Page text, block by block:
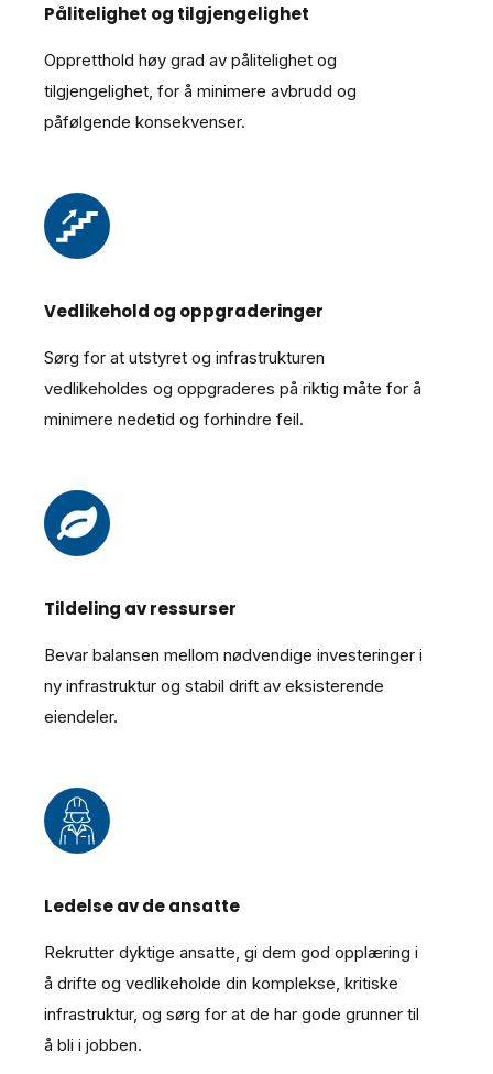
Pålitelighet og tilgjengelighet
Oppretthold høy grad av pålitelighet og
tilgjengelighet, for å minimere avbrudd og
påfølgende konsekvenser.
Vedlikehold og oppgraderinger
Sørg for at utstyret og infrastrukturen
vedlikeholdes og oppgraderes på riktig måte for å
minimere nedetid og forhindre feil.
Tildeling av ressurser
Bevar balansen mellom nødvendige investeringer i
ny infrastruktur og stabil drift av eksisterende
eiendeler.
Ledelse av de ansatte
Rekrutter dyktige ansatte, gi dem god opplæring i
å drifte og vedlikeholde din komplekse, kritiske
infrastruktur, og sørg for at de har gode grunner til
å bli i jobben.